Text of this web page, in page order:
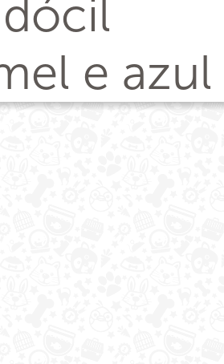
e azul